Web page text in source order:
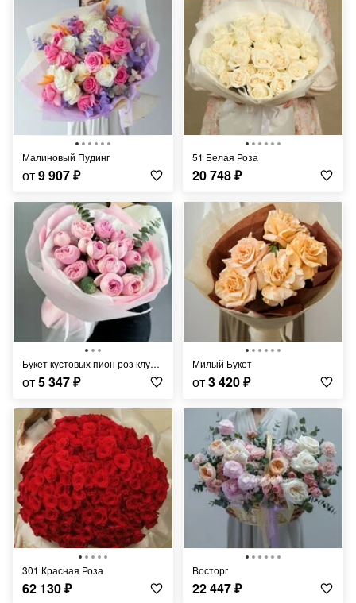
Малиновый Пудинг
от9 907₽
51 Белая Роза
20 748₽
Букет кустовых пион роз клубничный пломбир
от5 347₽
Милый Букет
от3 420₽
301 Красная Роза
62 130₽
Восторг
22 447₽